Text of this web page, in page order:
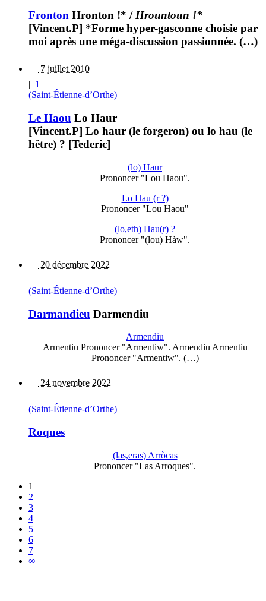
Fronton Hronton !* / Hrountoun !*
[Vincent.P] *Forme hyper-gasconne choisie par
moi après une méga-discussion passionnée. (…)
7 juillet 2010
| 1
(Saint-Étienne-d’Orthe)
Le Haou Lo Haur
[Vincent.P] Lo haur (le forgeron) ou lo hau (le
hêtre) ? [Tederic]
(lo) Haur
Prononcer "Lou Haou".
Lo Hau (r ?)
Prononcer "Lou Haou"
(lo,eth) Hau(r) ?
Prononcer "(lou) Hàw".
20 décembre 2022
(Saint-Étienne-d’Orthe)
Darmandieu Darmendiu
Armendiu
Armentiu Prononcer "Armentiw". Armendiu Armentiu
Prononcer "Armentiw". (…)
24 novembre 2022
(Saint-Étienne-d’Orthe)
Roques
(las,eras) Arròcas
Prononcer "Las Arroques".
1
2
3
4
5
6
7
∞